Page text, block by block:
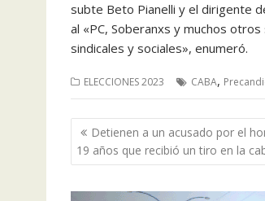
subte Beto Pianelli y el dirigente
al «PC, Soberanxs y muchos
sindicales y sociales», enumeró.
ELECCIONES 2023 CABA,
Navegación
de
entradas
Detienen a un acusado por el
19 años que recibió un tiro en la